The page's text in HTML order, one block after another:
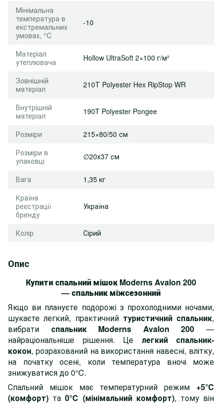
Мінімальна
температура в
екстремальних
умовах, °C
-10
Матеріал
утеплювача
Hollow UltraSoft 2×100 г/м²
Зовнішній
матеріал
210Т Polyester Hex RipStop WR
Внутрішній
матеріал
190T Polyester Pongee
Розміри
215×80/50 см
Розміри в
упаковці
∅20х37 см
Вага
1,35 кг
Країна
реєстрації
бренду
Україна
Колір Сірий
Опис
Купити спальний мішок Moderns Avalon 200
— спальник міжсезонний
Якщо ви плануєте подорожі з прохолодними ночами,
шукаєте легкий, практичний туристичний спальник,
вибрати спальник Moderns Avalon 200 —
найраціональніше рішення. Це легкий спальник-
кокон, розрахований на використання навесні, влітку,
на початку осені, коли температура вночі може
знижуватися до 0°C.
Спальний мішок має температурний режим +5°C
(комфорт) та0°C (мінімальний комфорт), тому він